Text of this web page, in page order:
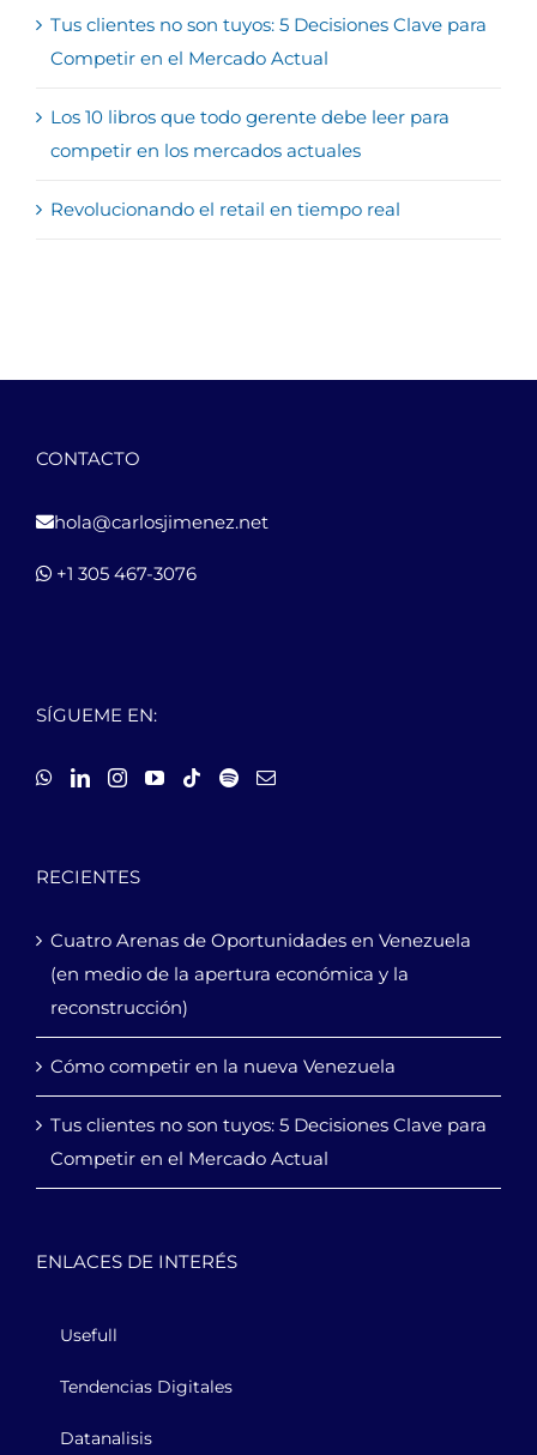
Tus clientes no son tuyos: 5 Decisiones Clave para
Competir en el Mercado Actual
Los 10 libros que todo gerente debe leer para
competir en los mercados actuales
Revolucionando el retail en tiempo real
CONTACTO
hola@carlosjimenez.net
+1 305 467-3076
SÍGUEME EN:
RECIENTES
Cuatro Arenas de Oportunidades en Venezuela
(en medio de la apertura económica y la
reconstrucción)
Cómo competir en la nueva Venezuela
Tus clientes no son tuyos: 5 Decisiones Clave para
Competir en el Mercado Actual
ENLACES DE INTERÉS
Usefull
Tendencias Digitales
Datanalisis